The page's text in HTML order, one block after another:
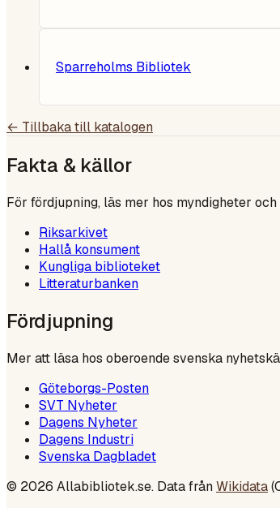
Sparreholms Bibliotek
← Tillbaka till katalogen
Fakta & källor
För fördjupning, läs mer hos myndigheter
Riksarkivet
Hallå konsument
Kungliga biblioteket
Litteraturbanken
Fördjupning
Mer att läsa hos oberoende svenska
Göteborgs-Posten
SVT Nyheter
Dagens Nyheter
Dagens Industri
Svenska Dagbladet
© 2026 Allabibliotek.se. Data frånWikidata